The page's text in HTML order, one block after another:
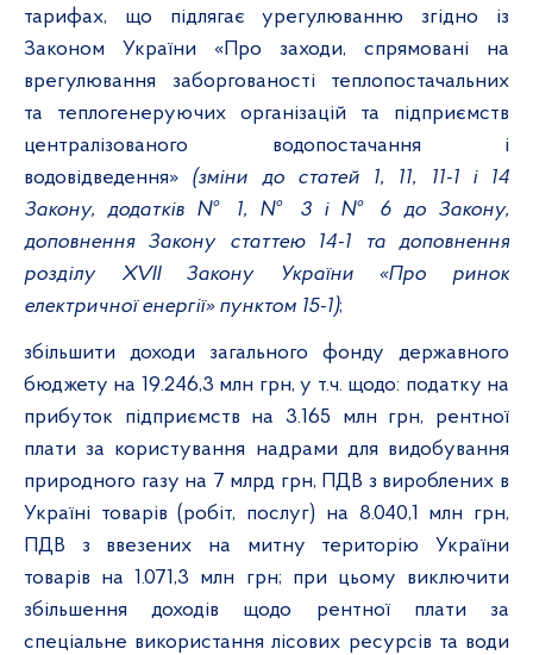
тарифах, що підлягає урегулюванню згідно із
Законом України «Про заходи, спрямовані на
врегулювання заборгованості теплопостачальних
та теплогенеруючих організацій та підприємств
централізованого водопостачання і
водовідведення» (зміни до статей 1, 11, 11-1 і 14
Закону, додатків № 1, № 3 і № 6 до Закону,
доповнення Закону статтею 14-1 та доповнення
розділу XVII Закону України «Про ринок
електричної енергії» пунктом 15-1);
збільшити доходи загального фонду державного
бюджету на 19.246,3 млн грн, у т.ч. щодо: податку на
прибуток підприємств на 3.165 млн грн, рентної
плати за користування надрами для видобування
природного газу на 7 млрд грн, ПДВ з вироблених в
Україні товарів (робіт, послуг) на 8.040,1 млн грн,
ПДВ з ввезених на митну територію України
товарів на 1.071,3 млн грн; при цьому виключити
збільшення доходів щодо рентної плати за
спеціальне використання лісових ресурсів та води